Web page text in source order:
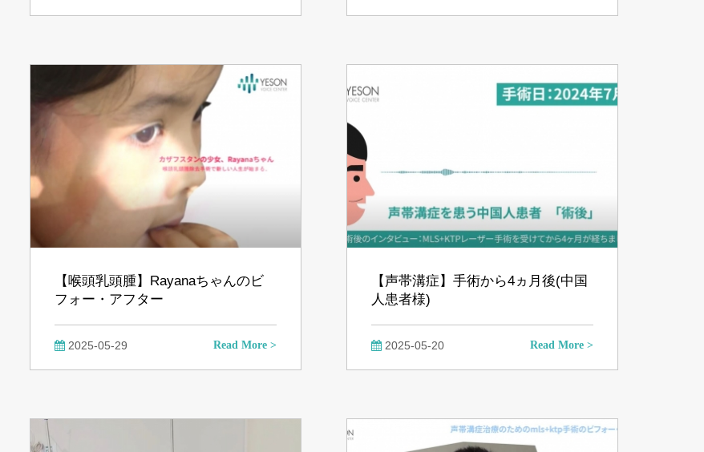
【喉頭乳頭腫】Rayanaちゃんのビ
フォー・アフター
2025-05-29 Read More >
【声帯溝症】手術から4ヵ月後(中国
人患者様)
2025-05-20 Read More >